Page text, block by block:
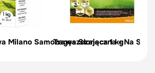
Milano Samozagęszczająca 1 kg
Trawa Słoneczna - Na